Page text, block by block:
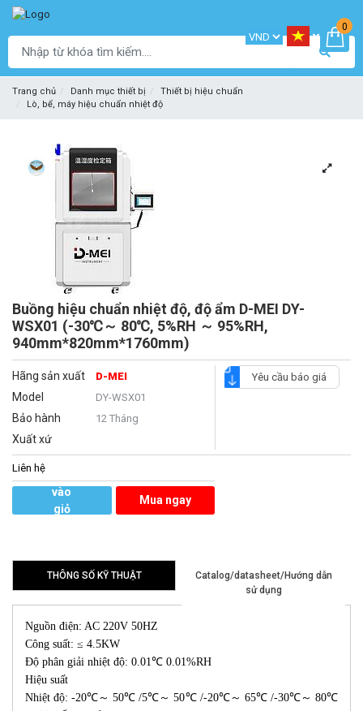
0
Trang chủ Danh mục thiết bị
Thiết bị hiệu chuẩn
Lò, bể, máy hiệu chuẩn nhiệt độ
Buồng hiệu chuẩn nhiệt độ, độ ẩm D-MEI DY-
WSX01 (-30℃～ 80℃, 5%RH ～ 95%RH,
940mm*820mm*1760mm)
Hãng sản xuất D-MEI
Model DY-WSX01
Bảo hành 12 Tháng
Xuất xứ
Yêu cầu báo giá
Liên hệ
vào
giỏ
Mua ngay
THÔNG SỐ KỸ THUẬT
Catalog/datasheet/Hướng dẫn
sử dụng
Nguồn điện: AC 220V 50HZ
Công suất: ≤ 4.5KW
Độ phân giải nhiệt độ: 0.01℃ 0.01%RH
Hiệu suất
Nhiệt độ: -20℃～ 50℃ /5℃～ 50℃ /-20℃～ 65℃ /-30℃～ 80℃